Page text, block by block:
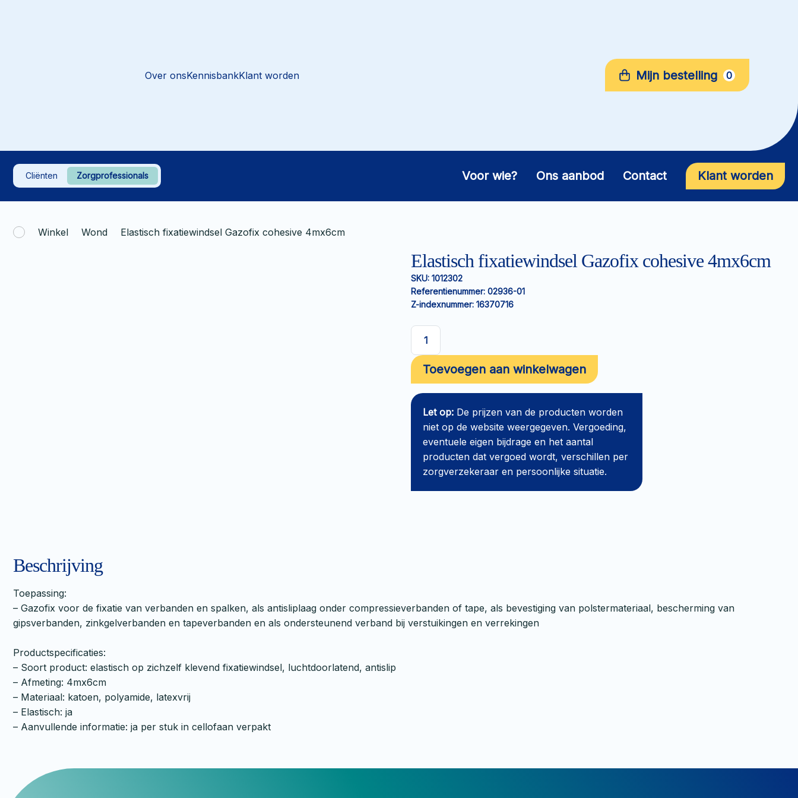
Over onsKennisbankKlant worden Mijn bestelling 0
Cliënten Zorgprofessionals Voor wie? Ons aanbod Contact Klant worden
Winkel Wond Elastisch fixatiewindsel Gazofix cohesive 4mx6cm
Elastisch fixatiewindsel Gazofix cohesive 4mx6cm
SKU: 1012302
Referentienummer: 02936-01
Z-indexnummer: 16370716
Elastisch
fixatiewindsel
Gazofix
cohesive
4mx6cm
aantal
Toevoegen aan winkelwagen
Let op: De prijzen van de producten worden
niet op de website weergegeven. Vergoeding,
eventuele eigen bijdrage en het aantal
producten dat vergoed wordt, verschillen per
zorgverzekeraar en persoonlijke situatie.
Beschrijving
Toepassing:
– Gazofix voor de fixatie van verbanden en spalken, als antisliplaag onder compressieverbanden of tape, als bevestiging van polstermateriaal, bescherming van
gipsverbanden, zinkgelverbanden en tapeverbanden en als ondersteunend verband bij verstuikingen en verrekingen
Productspecificaties:
– Soort product: elastisch op zichzelf klevend fixatiewindsel, luchtdoorlatend, antislip
– Afmeting: 4mx6cm
– Materiaal: katoen, polyamide, latexvrij
– Elastisch: ja
– Aanvullende informatie: ja per stuk in cellofaan verpakt